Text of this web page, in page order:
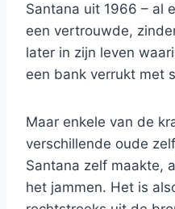
Santana uit 1966 – al
een vertrouwde,
later in zijn leven
een bank verrukt met
Maar enkele van de
verschillende oude
Santana zelf maakte,
het jammen. Het is